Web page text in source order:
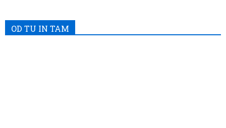
OD TU IN TAM